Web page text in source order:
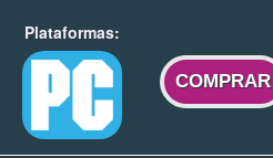
Plataformas:
COMPRAR